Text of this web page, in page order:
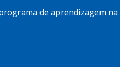
de aprendizagem